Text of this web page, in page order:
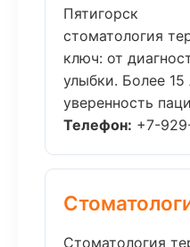
Пятигорск
стоматология
ключ: от
улыбки. Более
уверенность
Телефон: +7-
Стоматология